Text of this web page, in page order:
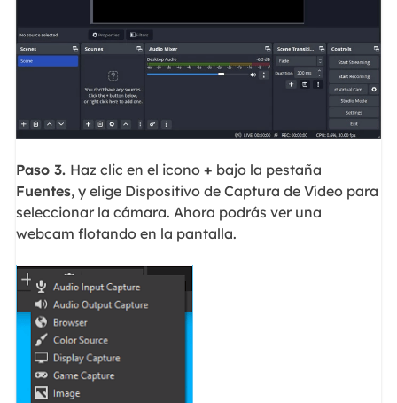
Paso 3. Haz clic en el icono + bajo la pestaña
Fuentes, y elige Dispositivo de Captura de Vídeo para
seleccionar la cámara. Ahora podrás ver una
webcam flotando en la pantalla.